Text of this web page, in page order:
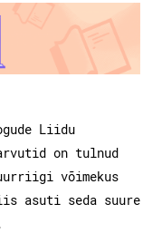
Liidu
on tulnud
võimekus
asuti seda suure